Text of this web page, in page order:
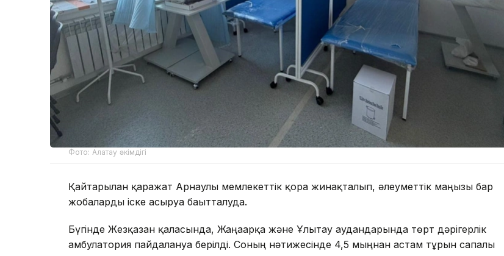
Фото: Алатау әкімдігі
Қайтарылған қаражат Арнаулы мемлекеттік қорға жинақталып, әлеуметтік маңызы бар
жобаларды іске асыруға бағытталуда.
Бүгінде Жезқазған қаласында, Жаңаарқа және Ұлытау аудандарында төрт дәрігерлік
амбулатория пайдалануға берілді. Соның нәтижесінде 4,5 мыңнан астам тұрғын сапалы